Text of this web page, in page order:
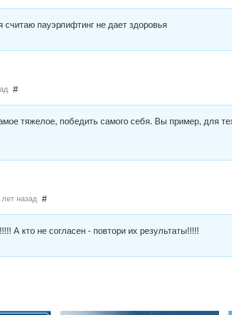
считаю пауэрлифтинг не дает здоровья
#
тяжелое, победить самого себя. Вы пример, для
лет назад #
А кто не согласен - повтори их результаты!!!!!